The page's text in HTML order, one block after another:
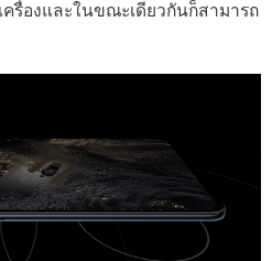
รื่องและในขณะเดียวกันก็สามารถ